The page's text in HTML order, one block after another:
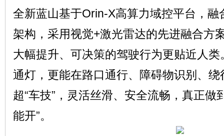
全新蓝山基于Orin-X高算力域控平台，融
架构，采用视觉+激光雷达的先进融合方
大幅提升、可决策的驾驶行为更贴近人
通灯，更能在路口通行、障碍物识别、
超“车技”，灵活丝滑、安全流畅，真正做
能开”。